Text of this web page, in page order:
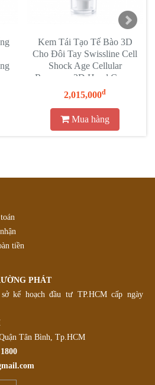
Kem Tái Tạo Tế Bào 3D
Cho Đôi Tay Swissline Cell
Shock Age Cellular
Recovery 3D Hand Cream
2,015,000đ
Mua hàng
tiền
PHÁT
kế hoạch đầu tư TP.HCM cấp ngày
Tân Bình, Tp.HCM